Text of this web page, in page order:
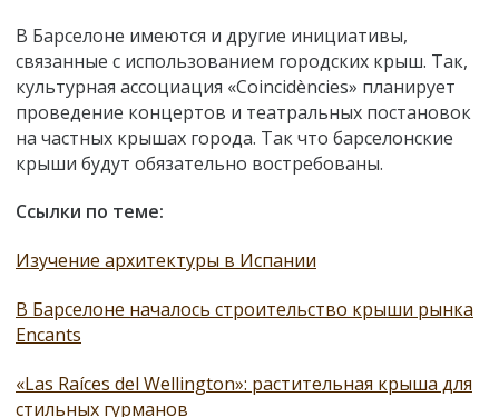
В Барселоне имеются и другие инициативы,
связанные с использованием городских крыш. Так,
культурная ассоциация «Coincidències» планирует
проведение концертов и театральных постановок
на частных крышах города. Так что барселонские
крыши будут обязательно востребованы.
Ссылки по теме:
Изучение архитектуры в Испании
В Барселоне началось строительство крыши рынка
Encants
«Las Raíces del Wellington»: растительная крыша для
стильных гурманов